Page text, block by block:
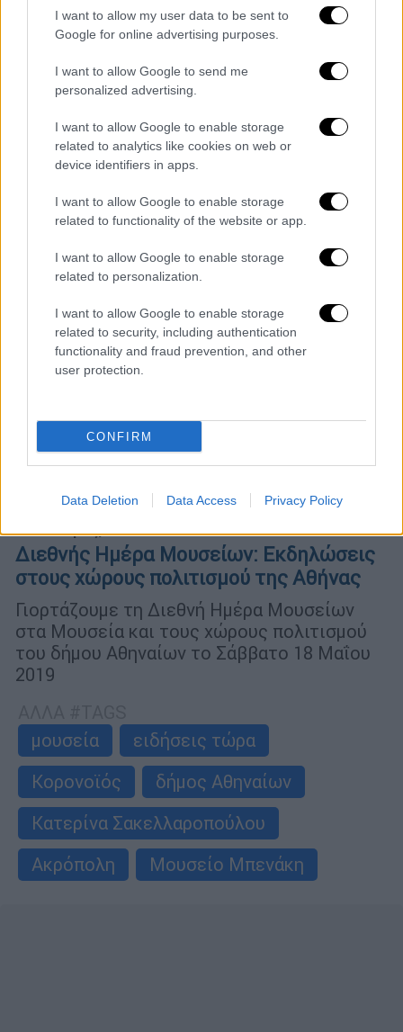
I want to allow my user data to be sent to
Google for online advertising purposes.
I want to allow Google to send me
personalized advertising.
I want to allow Google to enable storage
related to analytics like cookies on web or
device identifiers in apps.
I want to allow Google to enable storage
related to functionality of the website or app.
I want to allow Google to enable storage
related to personalization.
I want to allow Google to enable storage
related to security, including authentication
functionality and fraud prevention, and other
user protection.
CONFIRM
Data Deletion Data Access Privacy Policy
Διεθνής Ημέρα Μουσείων 2019: Όλες οι
εκδηλώσεις – Αναλυτικό πρόγραμμα
Ξεναγήσεις, εκθέσεις, εργαστήρια και πολλά
ακόμη με δωρεάν είσοδο
Πολιτισμός|13.05.2019 16:52
Διεθνής Ημέρα Μουσείων: Εκδηλώσεις
στους χώρους πολιτισμού της Αθήνας
Γιορτάζουμε τη Διεθνή Ημέρα Μουσείων
στα Μουσεία και τους χώρους πολιτισμού
του δήμου Αθηναίων το Σάββατο 18 Μαΐου
2019
μουσεία
ειδήσεις τώρα
Κορονοϊός
δήμος Αθηναίων
Κατερίνα Σακελλαροπούλου
Ακρόπολη
Μουσείο Μπενάκη